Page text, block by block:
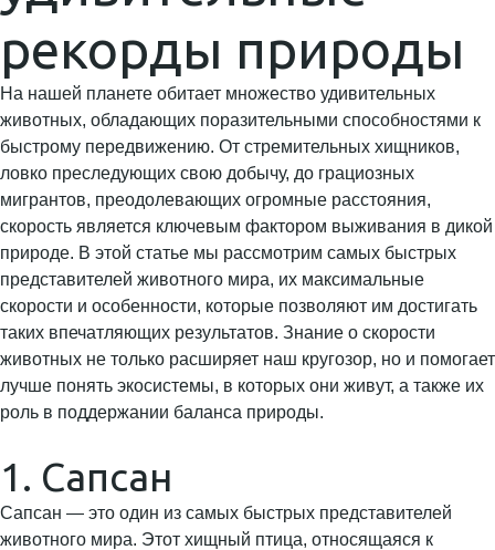
рекорды природы
На нашей планете обитает множество удивительных
животных, обладающих поразительными способностями к
быстрому передвижению. От стремительных хищников,
ловко преследующих свою добычу, до грациозных
мигрантов, преодолевающих огромные расстояния,
скорость является ключевым фактором выживания в дикой
природе. В этой статье мы рассмотрим самых быстрых
представителей животного мира, их максимальные
скорости и особенности, которые позволяют им достигать
таких впечатляющих результатов. Знание о скорости
животных не только расширяет наш кругозор, но и помогает
лучше понять экосистемы, в которых они живут, а также их
роль в поддержании баланса природы.
1. Сапсан
Сапсан — это один из самых быстрых представителей
животного мира. Этот хищный птица, относящаяся к